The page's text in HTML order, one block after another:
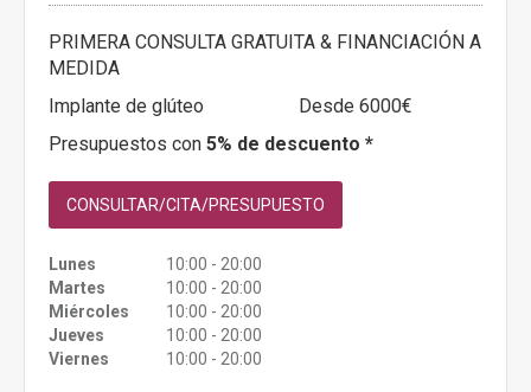
PRIMERA CONSULTA GRATUITA & FINANCIACIÓN A
MEDIDA
Implante de glúteo
Desde 6000€
Presupuestos con 5% de descuento *
CONSULTAR/CITA/PRESUPUESTO
Lunes
10:00 - 20:00
Martes
10:00 - 20:00
Miércoles
10:00 - 20:00
Jueves
10:00 - 20:00
Viernes
10:00 - 20:00